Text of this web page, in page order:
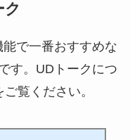
で一番おすすめな
す。UDトークにつ
覧ください。